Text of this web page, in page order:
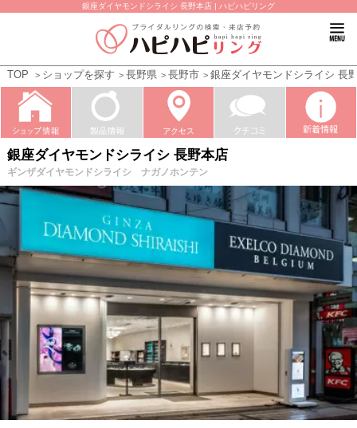
銀座ダイヤモンドシライシ 長野本店 | ハピハピリング
TOP ショップを探す 長野県 長野市 銀座ダイヤモンドシライシ 長
銀座ダイヤモンドシライシ 長野本店
ギンザダイヤモンドシライシ ナガノホンテン